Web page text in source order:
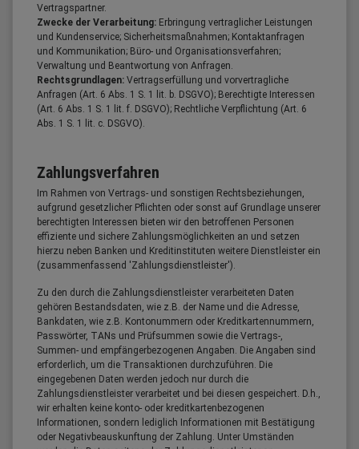
Vertragspartner.
Zwecke der Verarbeitung: Erbringung vertraglicher Leistungen
und Kundenservice; Sicherheitsmaßnahmen; Kontaktanfragen
und Kommunikation; Büro- und Organisationsverfahren;
Verwaltung und Beantwortung von Anfragen.
Rechtsgrundlagen: Vertragserfüllung und vorvertragliche
Anfragen (Art. 6 Abs. 1 S. 1 lit. b. DSGVO); Berechtigte Interessen
(Art. 6 Abs. 1 S. 1 lit. f. DSGVO); Rechtliche Verpflichtung (Art. 6
Abs. 1 S. 1 lit. c. DSGVO).
Zahlungsverfahren
Im Rahmen von Vertrags- und sonstigen Rechtsbeziehungen,
aufgrund gesetzlicher Pflichten oder sonst auf Grundlage unserer
berechtigten Interessen bieten wir den betroffenen Personen
effiziente und sichere Zahlungsmöglichkeiten an und setzen
hierzu neben Banken und Kreditinstituten weitere Dienstleister ein
(zusammenfassend 'Zahlungsdienstleister').
Zu den durch die Zahlungsdienstleister verarbeiteten Daten
gehören Bestandsdaten, wie z.B. der Name und die Adresse,
Bankdaten, wie z.B. Kontonummern oder Kreditkartennummern,
Passwörter, TANs und Prüfsummen sowie die Vertrags-,
Summen- und empfängerbezogenen Angaben. Die Angaben sind
erforderlich, um die Transaktionen durchzuführen. Die
eingegebenen Daten werden jedoch nur durch die
Zahlungsdienstleister verarbeitet und bei diesen gespeichert. D.h.,
wir erhalten keine konto- oder kreditkartenbezogenen
Informationen, sondern lediglich Informationen mit Bestätigung
oder Negativbeauskunftung der Zahlung. Unter Umständen